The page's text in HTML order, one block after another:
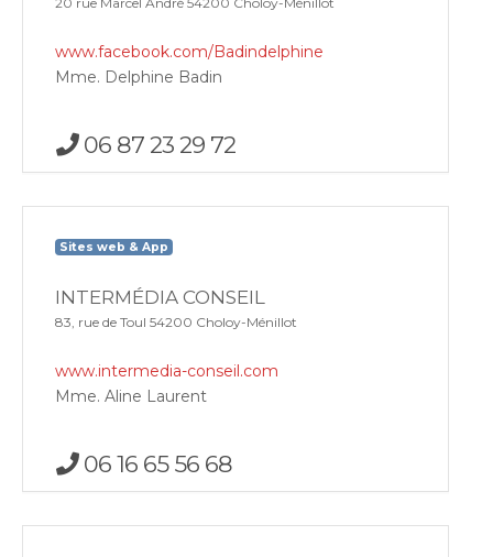
www.facebook.com/Badindelphine
Mme. Delphine Badin
06 87 23 29 72
Sites web & App
INTERMÉDIA CONSEIL
83, rue de Toul 54200 Choloy-Ménillot
www.intermedia-conseil.com
Mme. Aline Laurent
06 16 65 56 68